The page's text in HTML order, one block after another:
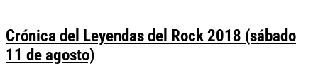
Crónica del Leyendas del Rock 2018 (sábado
11 de agosto)